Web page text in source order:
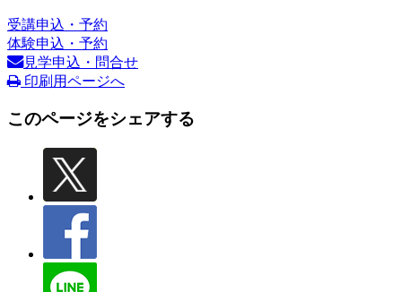
受講申込・予約
体験申込・予約
見学申込・問合せ
印刷用ページへ
このページをシェアする